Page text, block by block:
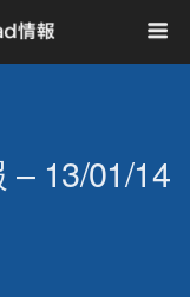
– 13/01/14